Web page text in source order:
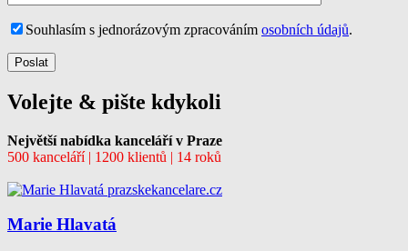
Souhlasím s jednorázovým zpracováním osobních údajů.
Volejte & pište kdykoli
Největší nabídka kanceláří v Praze
500 kanceláří | 1200 klientů | 14 roků
Marie Hlavatá